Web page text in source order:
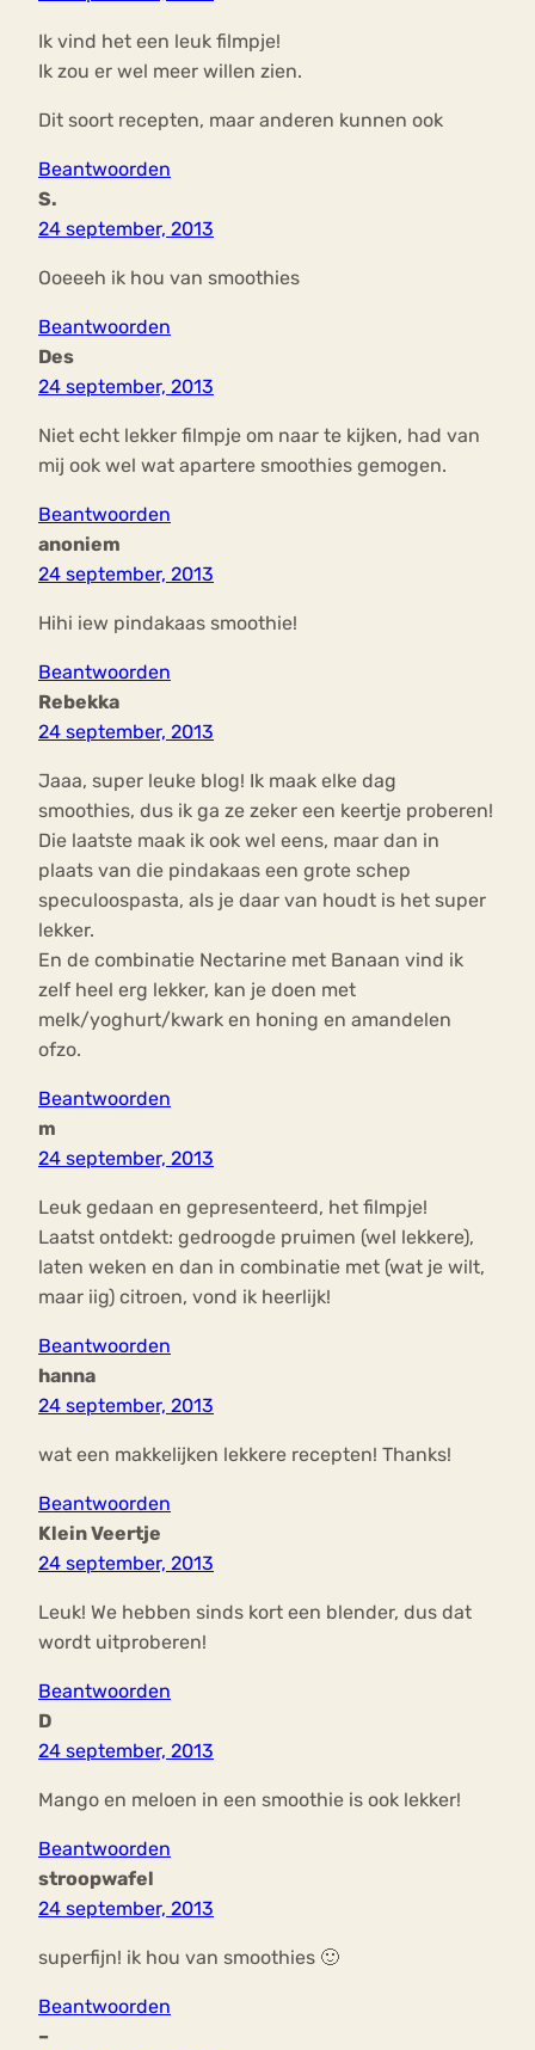
Ik vind het een leuk filmpje!
Ik zou er wel meer willen zien.
Dit soort recepten, maar anderen kunnen ook
Beantwoorden
S.
24 september, 2013
Ooeeeh ik hou van smoothies
Beantwoorden
Des
24 september, 2013
Niet echt lekker filmpje om naar te kijken, had van
mij ook wel wat apartere smoothies gemogen.
Beantwoorden
anoniem
24 september, 2013
Hihi iew pindakaas smoothie!
Beantwoorden
Rebekka
24 september, 2013
Jaaa, super leuke blog! Ik maak elke dag
smoothies, dus ik ga ze zeker een keertje proberen!
Die laatste maak ik ook wel eens, maar dan in
plaats van die pindakaas een grote schep
speculoospasta, als je daar van houdt is het super
lekker.
En de combinatie Nectarine met Banaan vind ik
zelf heel erg lekker, kan je doen met
melk/yoghurt/kwark en honing en amandelen
ofzo.
Beantwoorden
m
24 september, 2013
Leuk gedaan en gepresenteerd, het filmpje!
Laatst ontdekt: gedroogde pruimen (wel lekkere),
laten weken en dan in combinatie met (wat je wilt,
maar iig) citroen, vond ik heerlijk!
Beantwoorden
hanna
24 september, 2013
wat een makkelijken lekkere recepten! Thanks!
Beantwoorden
Klein Veertje
24 september, 2013
Leuk! We hebben sinds kort een blender, dus dat
wordt uitproberen!
Beantwoorden
D
24 september, 2013
Mango en meloen in een smoothie is ook lekker!
Beantwoorden
stroopwafel
24 september, 2013
superfijn! ik hou van smoothies 🙂
Beantwoorden
–